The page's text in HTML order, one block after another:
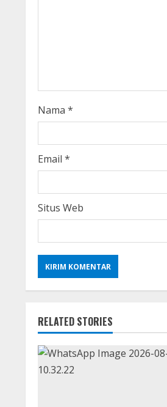
d
i
n
g
Nama *
Email *
Situs Web
RELATED STORIES